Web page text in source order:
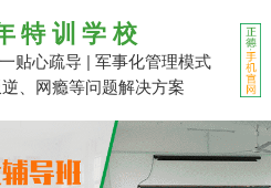
特训学校
贴心疏导 | 军事化管理模式
、网瘾等问题解决方案